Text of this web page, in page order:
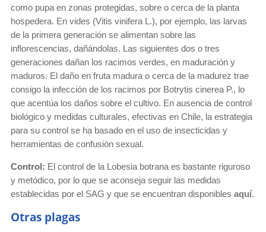
como pupa en zonas protegidas, sobre o cerca de la planta
hospedera. En vides (Vitis vinifera L.), por ejemplo, las larvas
de la primera generación se alimentan sobre las
inflorescencias, dañándolas. Las siguientes dos o tres
generaciones dañan los racimos verdes, en maduración y
maduros. El daño en fruta madura o cerca de la madurez trae
consigo la infección de los racimos por Botrytis cinerea P., lo
que acentúa los daños sobre el cultivo. En ausencia de control
biológico y medidas culturales, efectivas en Chile, la estrategia
para su control se ha basado en el uso de insecticidas y
herramientas de confusión sexual.
Control: El control de la Lobesia botrana es bastante riguroso
y metódico, por lo que se aconseja seguir las medidas
establecidas por el SAG y que se encuentran disponibles aquí.
Otras plagas